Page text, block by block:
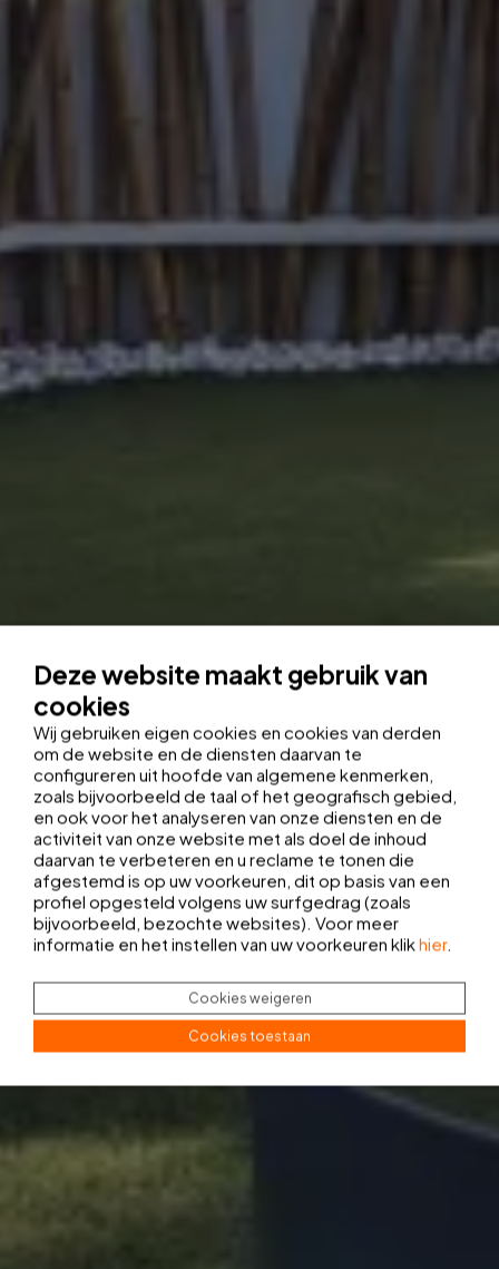
Deze website maakt gebruik van
cookies
Wij gebruiken eigen cookies en cookies van derden
om de website en de diensten daarvan te
configureren uit hoofde van algemene kenmerken,
zoals bijvoorbeeld de taal of het geografisch gebied,
en ook voor het analyseren van onze diensten en de
activiteit van onze website met als doel de inhoud
daarvan te verbeteren en u reclame te tonen die
afgestemd is op uw voorkeuren, dit op basis van een
profiel opgesteld volgens uw surfgedrag (zoals
bijvoorbeeld, bezochte websites). Voor meer
informatie en het instellen van uw voorkeuren klik hier.
Cookies weigeren
Cookies toestaan